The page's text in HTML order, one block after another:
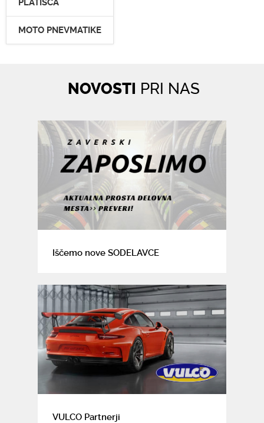
PLATIŠČA
MOTO PNEVMATIKE
NOVOSTI PRI NAS
Iščemo nove SODELAVCE
VULCO Partnerji